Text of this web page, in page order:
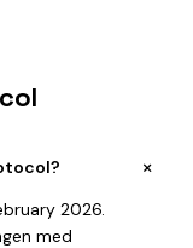
+
2026.
med